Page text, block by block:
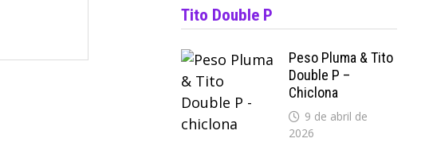
Tito Double P
Peso Pluma & Tito
Double P –
Chiclona
9 de abril de
2026